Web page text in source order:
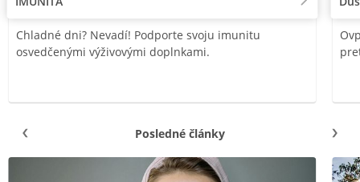
Chladné dni? Nevadí! Podporte svoju imunitu
osvedčenými výživovými doplnkami.
Posledné články